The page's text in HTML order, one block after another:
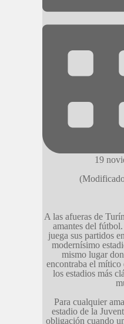
19
A las afueras de
amantes del
juega sus partidos
modernísimo
mismo lugar
encontraba el
los estadios más
Para cualquier
estadio de la
obligación cuando